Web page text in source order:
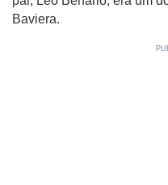
Baviera.